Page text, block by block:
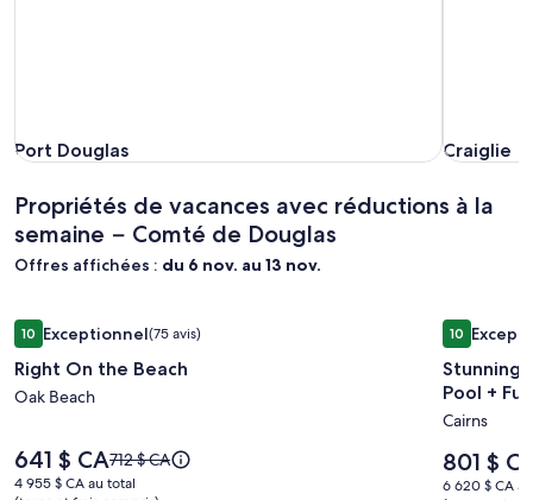
Port Douglas
Port Douglas Craiglie
Craiglie
Propriétés de vacances avec réductions à la
semaine − Comté de Douglas
Offres affichées : du 6 nov. au 13 nov.
Galerie
d’images
pour
l’hébergement
On
the
1010 sur 10, Exceptionnel, (75 avis)
Exceptionnel(75 avis)
Right On the Beach
Oak Beach
Le
prix
641 $ CALe
prix
712 $ CA
4 955 $ CA
4 955 $ CA au total
Right On the Beach
Galerie
pour
Family
Resort
1010 sur 10,
Stunning
Pool +
Cairns
Le
prix
801 $
6 620 $ CA
6 620 $ CA
Stunning